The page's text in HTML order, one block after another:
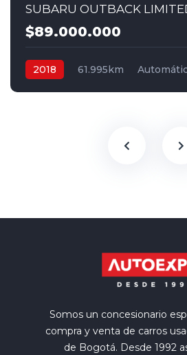
$89.000.000
2018 61.995km
Somos un concesionario
compra y venta de carros
de Bogotá. Desde 1992